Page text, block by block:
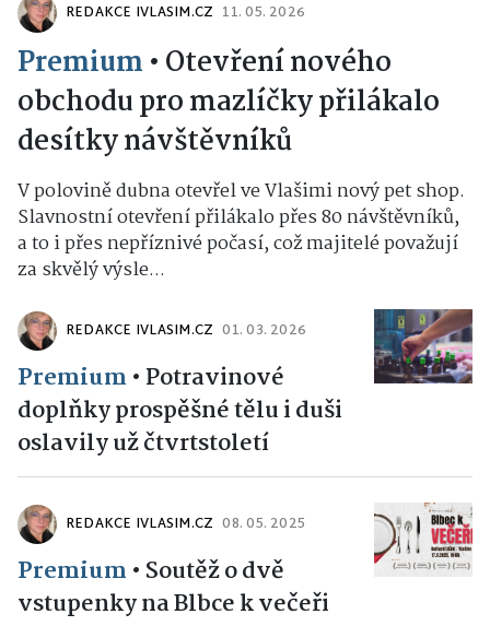
REDAKCE IVLASIM.CZ 11. 05. 2026
Premium • Otevření nového
obchodu pro mazlíčky přilákalo
desítky návštěvníků
V polovině dubna otevřel ve Vlašimi nový pet shop.
Slavnostní otevření přilákalo přes 80 návštěvníků,
a to i přes nepříznivé počasí, což majitelé považují
za skvělý výsle...
REDAKCE IVLASIM.CZ 01. 03. 2026
Premium • Potravinové
doplňky prospěšné tělu i duši
oslavily už čtvrtstoletí
REDAKCE IVLASIM.CZ 08. 05. 2025
Premium • Soutěž o dvě
vstupenky na Blbce k večeři